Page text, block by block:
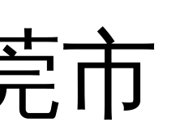
市